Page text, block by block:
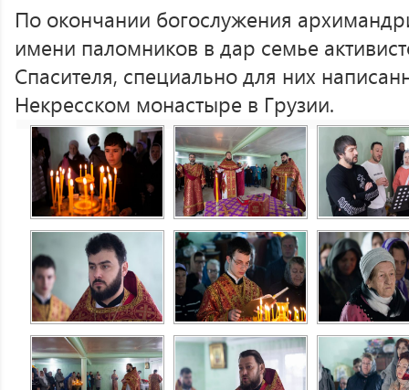
По окончании богослужения
имени паломников в дар семье
Спасителя, специально для них
Некресском монастыре в Грузии.